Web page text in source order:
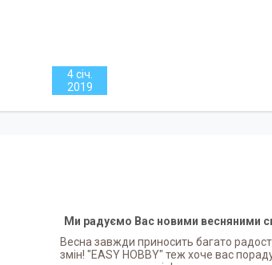
4 січ.
2019
Ми радуємо Вас новими весняними
грызунками!
Весна завжди приносить багато
змін! "EASY HOBBY" теж хоче вас